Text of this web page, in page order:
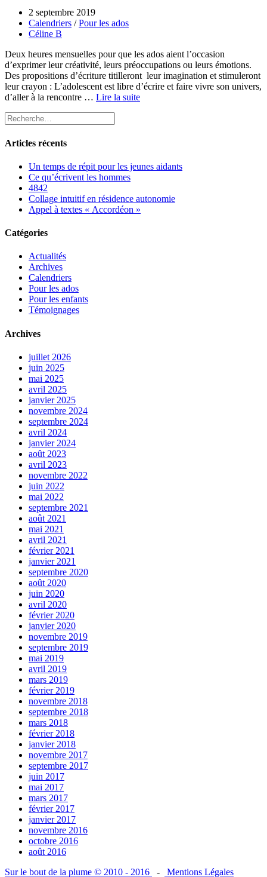
2 septembre 2019
Calendriers /Pour les ados
Céline B
Deux heures mensuelles pour que les ados aient l’occasion
d’exprimer leur créativité, leurs préoccupations ou leurs émotions.
Des propositions d’écriture titilleront leur imagination et stimuleront
leur crayon : L’adolescent est libre d’écrire et faire vivre son univers,
d’aller à la rencontre … Lire la suite
Articles récents
Un temps de répit pour les jeunes aidants
Ce qu’écrivent les hommes
4842
Collage intuitif en résidence autonomie
Appel à textes « Accordéon »
Catégories
Actualités
Archives
Calendriers
Pour les ados
Pour les enfants
Témoignages
Archives
juillet 2026
juin 2025
mai 2025
avril 2025
janvier 2025
novembre 2024
septembre 2024
avril 2024
janvier 2024
août 2023
avril 2023
novembre 2022
juin 2022
mai 2022
septembre 2021
août 2021
mai 2021
avril 2021
février 2021
janvier 2021
septembre 2020
août 2020
juin 2020
avril 2020
février 2020
janvier 2020
novembre 2019
septembre 2019
mai 2019
avril 2019
mars 2019
février 2019
novembre 2018
septembre 2018
mars 2018
février 2018
janvier 2018
novembre 2017
septembre 2017
juin 2017
mai 2017
mars 2017
février 2017
janvier 2017
novembre 2016
octobre 2016
août 2016
Sur le bout de la plume © 2010 - 2016
- Mentions Légales